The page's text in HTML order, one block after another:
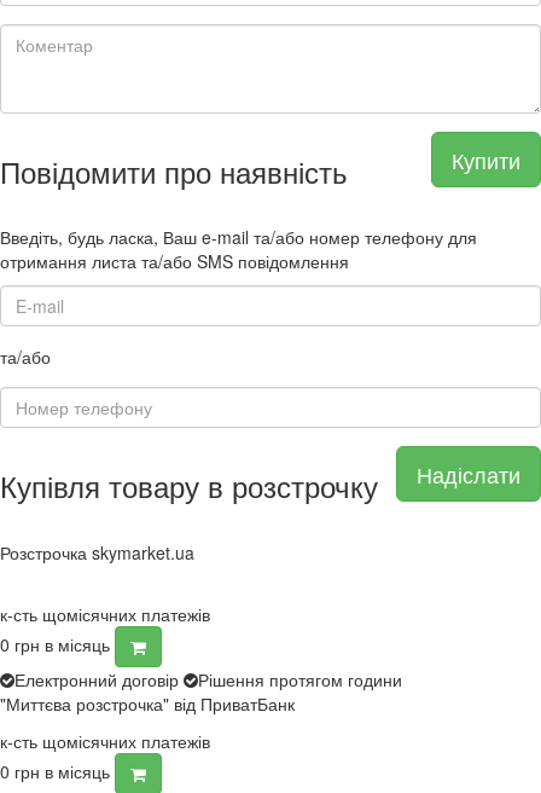
Купити
Повідомити про наявність
Введіть, будь ласка, Ваш e-mail та/або номер телефону для
отримання листа та/або SMS повідомлення
та/або
Надіслати
Купівля товару в розстрочку
Розстрочка skymarket.ua
к-сть щомісячних платежів
0 грн в місяць
Електронний договір
Рішення протягом години
"Миттєва розстрочка" від ПриватБанк
к-сть щомісячних платежів
0 грн в місяць